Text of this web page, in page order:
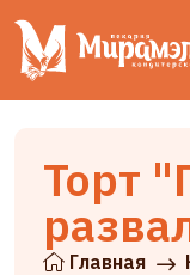
Торт
Главная